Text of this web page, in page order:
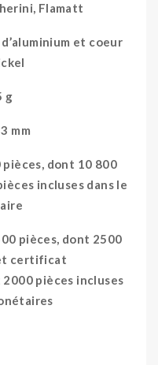
Flamatt
et coeur
g
mm
pièces, dont 10 800
incluses dans le
pièces, dont 2500
certificat
pièces incluses